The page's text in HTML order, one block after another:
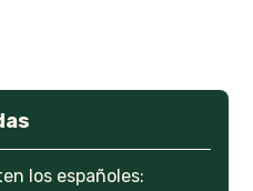
los españoles: